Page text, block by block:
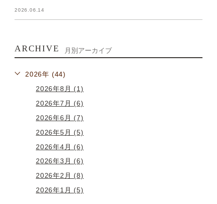
2026.06.14
ARCHIVE 月別アーカイブ
2026年 (44)
2026年8月 (1)
2026年7月 (6)
2026年6月 (7)
2026年5月 (5)
2026年4月 (6)
2026年3月 (6)
2026年2月 (8)
2026年1月 (5)